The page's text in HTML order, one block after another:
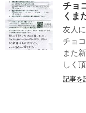
チョ
くま
友人
チョ
また
しく
記事を